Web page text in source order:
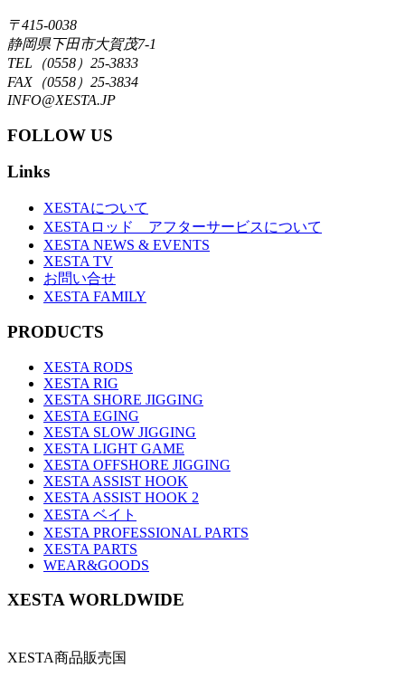
〒415-0038
静岡県下田市大賀茂7-1
TEL（0558）25-3833
FAX（0558）25-3834
INFO@XESTA.JP
FOLLOW US
Links
XESTAについて
XESTAロッド アフターサービスについて
XESTA NEWS & EVENTS
XESTA TV
お問い合せ
XESTA FAMILY
PRODUCTS
XESTA RODS
XESTA RIG
XESTA SHORE JIGGING
XESTA EGING
XESTA SLOW JIGGING
XESTA LIGHT GAME
XESTA OFFSHORE JIGGING
XESTA ASSIST HOOK
XESTA ASSIST HOOK 2
XESTA ベイト
XESTA PROFESSIONAL PARTS
XESTA PARTS
WEAR&GOODS
XESTA WORLDWIDE
XESTA商品販売国